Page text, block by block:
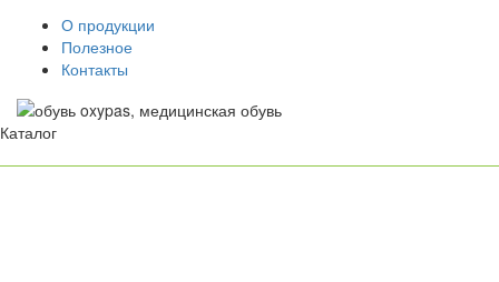
О продукции
Полезное
Контакты
Каталог